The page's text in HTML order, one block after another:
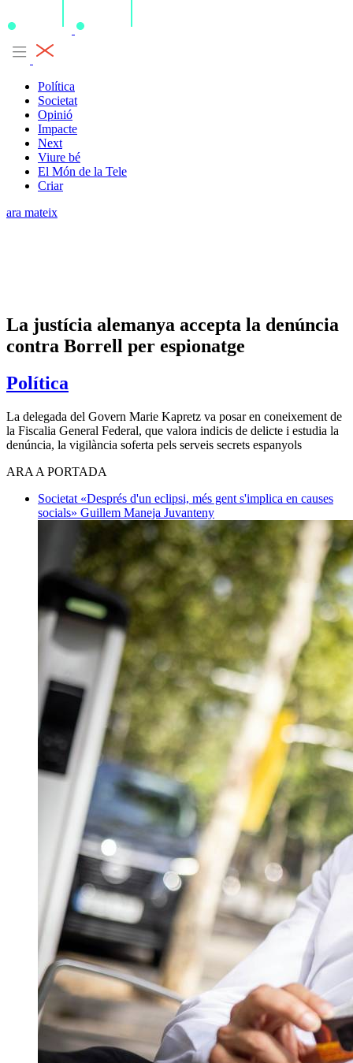
Política
Societat
Opinió
Impacte
Next
Viure bé
El Món de la Tele
Criar
ara mateix
La justícia alemanya accepta la denúncia
contra Borrell per espionatge
Política
La delegada del Govern Marie Kapretz va posar en coneixement de
la Fiscalia General Federal, que valora indicis de delicte i estudia la
denúncia, la vigilància soferta pels serveis secrets espanyols
ARA A PORTADA
Societat «Després d'un eclipsi, més gent s'implica en causes
socials» Guillem Maneja Juvanteny